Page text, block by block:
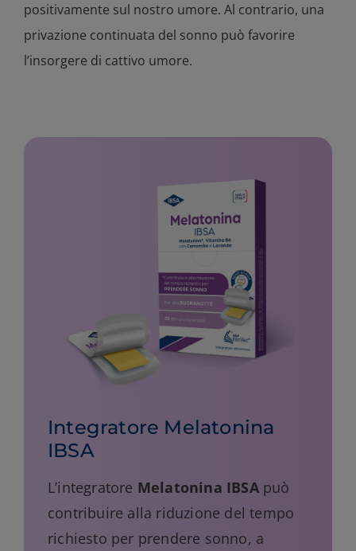
positivamente sul nostro umore. Al contrario, una
privazione continuata del sonno può favorire
l’insorgere di cattivo umore.
Integratore Melatonina
IBSA
L’integratore Melatonina IBSApuò
contribuire alla riduzione del tempo
richiesto per prendere sonno, a